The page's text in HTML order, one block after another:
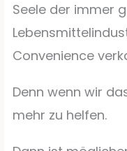
Seele der immer
Convenience
Denn wenn wir
mehr zu helfen.